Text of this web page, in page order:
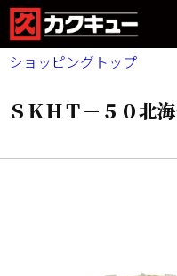
ショッピングトップ
ＳＫＨＴ－５０北